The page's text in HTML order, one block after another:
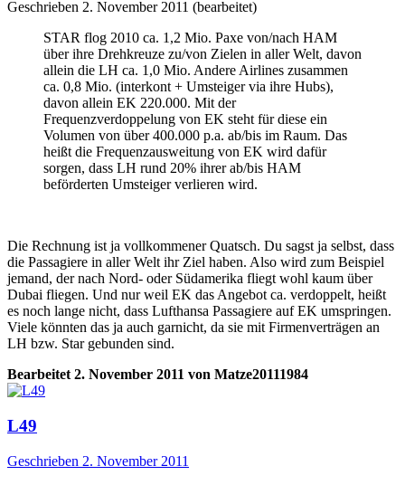
Geschrieben 2. November 2011 (bearbeitet)
STAR flog 2010 ca. 1,2 Mio. Paxe von/nach HAM
über ihre Drehkreuze zu/von Zielen in aller Welt, davon
allein die LH ca. 1,0 Mio. Andere Airlines zusammen
ca. 0,8 Mio. (interkont + Umsteiger via ihre Hubs),
davon allein EK 220.000. Mit der
Frequenzverdoppelung von EK steht für diese ein
Volumen von über 400.000 p.a. ab/bis im Raum. Das
heißt die Frequenzausweitung von EK wird dafür
sorgen, dass LH rund 20% ihrer ab/bis HAM
beförderten Umsteiger verlieren wird.
Die Rechnung ist ja vollkommener Quatsch. Du sagst ja selbst, dass
die Passagiere in aller Welt ihr Ziel haben. Also wird zum Beispiel
jemand, der nach Nord- oder Südamerika fliegt wohl kaum über
Dubai fliegen. Und nur weil EK das Angebot ca. verdoppelt, heißt
es noch lange nicht, dass Lufthansa Passagiere auf EK umspringen.
Viele könnten das ja auch garnicht, da sie mit Firmenverträgen an
LH bzw. Star gebunden sind.
Bearbeitet 2. November 2011 von Matze20111984
L49
Geschrieben 2. November 2011